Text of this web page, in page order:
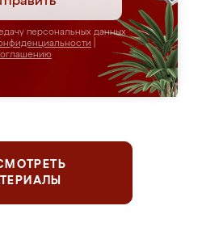
персональных данных